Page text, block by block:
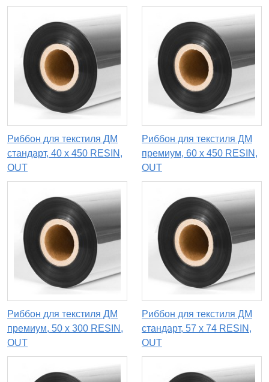
Риббон для текстиля ДМ
стандарт, 40 х 450 RESIN,
OUT
Риббон для текстиля ДМ
премиум, 60 х 450 RESIN,
OUT
Риббон для текстиля ДМ
премиум, 50 х 300 RESIN,
OUT
Риббон для текстиля ДМ
стандарт, 57 х 74 RESIN,
OUT